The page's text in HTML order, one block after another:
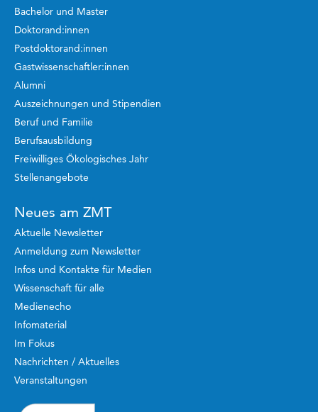
Bachelor und Master
Doktorand:innen
Postdoktorand:innen
Gastwissenschaftler:innen
Alumni
Auszeichnungen und Stipendien
Beruf und Familie
Berufsausbildung
Freiwilliges Ökologisches Jahr
Stellenangebote
Neues am ZMT
Aktuelle Newsletter
Anmeldung zum Newsletter
Infos und Kontakte für Medien
Wissenschaft für alle
Medienecho
Infomaterial
Im Fokus
Nachrichten / Aktuelles
Veranstaltungen